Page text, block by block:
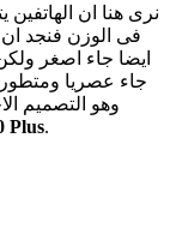
نرى هنا ان
جاء عصريا
Plus.